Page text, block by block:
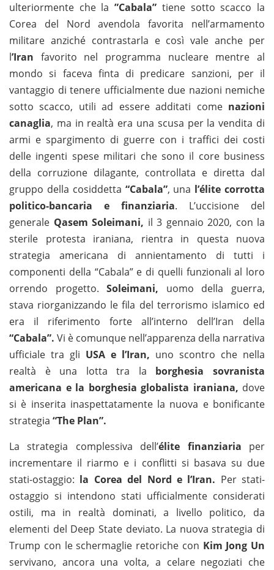
ulteriormente che la”Cabala” tiene sotto scacco la
Corea del Nord avendola favorita nell’armamento
militare anziché contrastarla e così vale anche per
l’Iran favorito nel programma nucleare mentre al
mondo si faceva finta di predicare sanzioni, per il
vantaggio di tenere ufficialmente due nazioni nemiche
sotto scacco, utili ad essere additati come nazioni
canaglia, ma in realtà era una scusa per la vendita di
armi e spargimento di guerre con i traffici dei costi
delle ingenti spese militari che sono il core business
della corruzione dilagante, controllata e diretta dal
gruppo della cosiddetta “Cabala”, una l’élite corrotta
politico-bancaria e finanziaria. L’uccisione del
generale Qasem Soleimani, il 3 gennaio 2020, con la
sterile protesta iraniana, rientra in questa nuova
strategia americana di annientamento di tutti i
componenti della “Cabala” e di quelli funzionali al loro
orrendo progetto.Soleimani, uomo della guerra,
stava riorganizzando le fila del terrorismo islamico ed
era il riferimento forte all’interno dell’Iran della
“Cabala”. Vi è comunque nell’apparenza della narrativa
ufficiale tra gli USA e l’Iran, uno scontro che nella
realtà è una lotta tra la borghesia sovranista
americana e la borghesia globalista iraniana, dove
si è inserita inaspettatamente la nuova e bonificante
strategia “The Plan”.
La strategia complessiva dell’élite finanziaria per
incrementare il riarmo e i conflitti si basava su due
stati-ostaggio: la Corea del Nord e l’Iran. Per stati-
ostaggio si intendono stati ufficialmente considerati
ostili, ma in realtà dominati, a livello politico, da
elementi del Deep State deviato. La nuova strategia di
Trump con le schermaglie retoriche con Kim Jong Un
servivano, ancora una volta, a celare negoziati che